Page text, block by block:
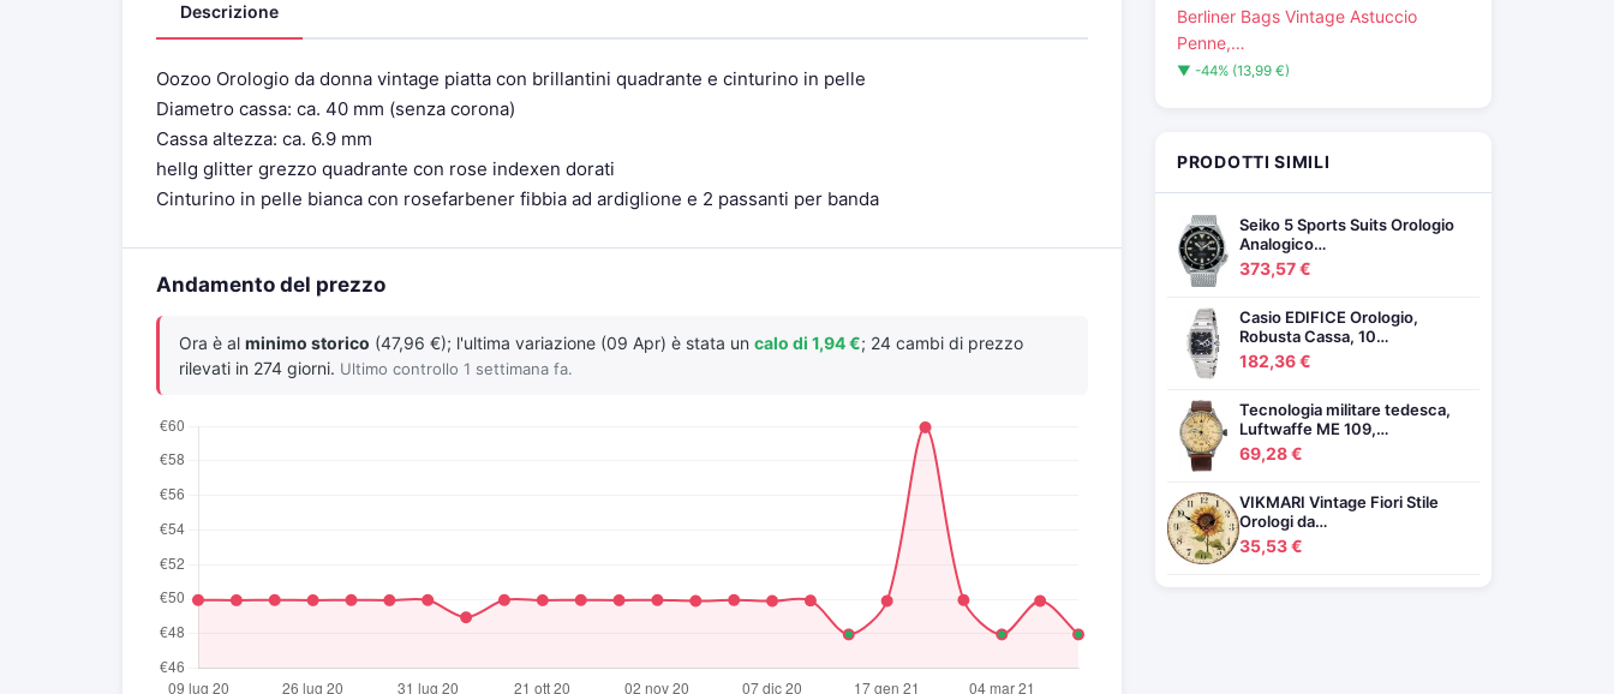
Descrizione
Oozoo Orologio da donna vintage piatta con brillantini quadrante e cinturino in pelle
Diametro cassa: ca. 40 mm (senza corona)
Cassa altezza: ca. 6.9 mm
hellg glitter grezzo quadrante con rose indexen dorati
Cinturino in pelle bianca con rosefarbener fibbia ad ardiglione e 2 passanti per banda
Andamento del prezzo
Ora è al minimo storico (47,96 €); l'ultima variazione (09 Apr) è stata un calo di 1,94 €; 24 cambi di prezzo
rilevati in 274 giorni. Ultimo controllo 1 settimana fa.
Berliner Bags Vintage Astuccio
Penne,…
▼ -44% (13,99 €)
PRODOTTI SIMILI
Seiko 5 Sports Suits Orologio
Analogico…
373,57 €
Casio EDIFICE Orologio,
Robusta Cassa, 10…
182,36 €
Tecnologia militare tedesca,
Luftwaffe ME 109,…
69,28 €
VIKMARI Vintage Fiori Stile
Orologi da…
35,53 €